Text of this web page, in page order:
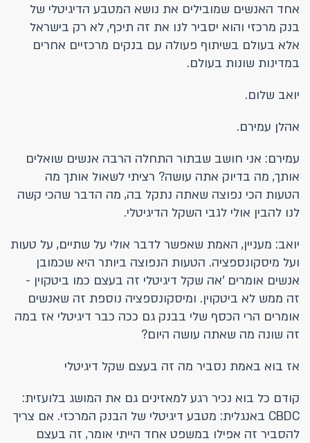
אחד האנשים שמובילים את נושא המטבע הדיגיטלי של
בנק מרכזי והוא יסביר לנו את זה תיכף, לא רק בישראל
אלא בעולם בשיתוף פעולה עם בנקים מרכזיים אחרים
במדינות שונות בעולם.
יואב שלום.
אהלן עמירם.
עמירם: אני חושב שבתור התחלה הרבה אנשים שואלים
אותך, מה בדיוק אתה עושה? רציתי לשאול אותך מה
הטעות הכי נפוצה שאתה נתקל בה, מה הדבר שהכי קשה
לנו להבין אולי לגבי השקל הדיגיטלי.
יואב: מעניין, האמת שאפשר לדבר אולי על שתיים, על טעות
ועל מיסקונספציה. הטעות הנפוצה ביותר היא שכמובן
אנשים אומרים 'אה שקל דיגיטלי זה בעצם כמו ביטקוין -
זה ממש לא ביטקוין. ומיסקונספציה נוספת זה שאנשים
אומרים הרי הכסף שלי בבנק גם ככה כבר דיגיטלי אז במה
זה שונה מה שאתה עושה היום?
אז בוא באמת נסביר מה זה בעצם שקל דיגיטלי
קודם כל בוא נכיר רגע למאזינים גם את המושג בלועזית:
CBDC באנגלית: מטבע דיגיטלי של הבנק המרכזי. אם צריך
להסביר זה אפילו במשפט אחד הייתי אומר, זה בעצם